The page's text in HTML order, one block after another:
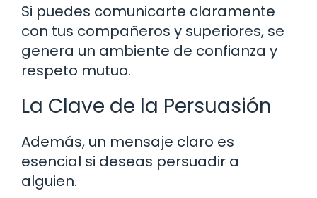
Si puedes comunicarte claramente
con tus compañeros y superiores, se
genera un ambiente de confianza y
respeto mutuo.
La Clave de la Persuasión
Además, un mensaje claro es
esencial si deseas persuadir a
alguien.